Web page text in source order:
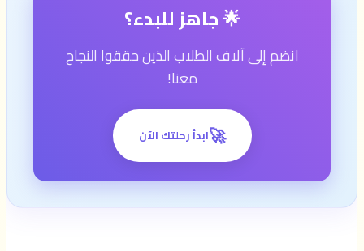
🌟 جاهز للبدء؟
انضم إلى آلاف الطلاب الذين حققوا النجاح
معنا!
🚀ابدأ رحلتك الآن